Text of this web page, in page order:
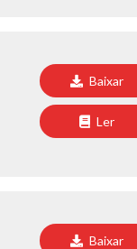
Baixar
Ler
Baixar